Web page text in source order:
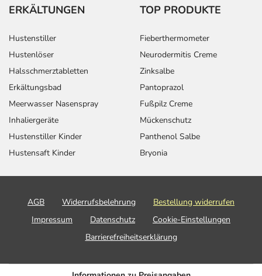
ERKÄLTUNGEN
Hustenstiller
Hustenlöser
Halsschmerztabletten
Erkältungsbad
Meerwasser Nasenspray
Inhaliergeräte
Hustenstiller Kinder
Hustensaft Kinder
TOP PRODUKTE
Fieberthermometer
Neurodermitis Creme
Zinksalbe
Pantoprazol
Fußpilz Creme
Mückenschutz
Panthenol Salbe
Bryonia
AGB Widerrufsbelehrung
Bestellung widerrufen
Impressum
Datenschutz
Cookie-Einstellungen
Barrierefreiheitserklärung